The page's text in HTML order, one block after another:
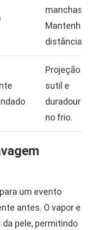
manchas.
Mantenha
distância.
Projeção
sutil e
duradoura
no frio.
um evento
antes. O vapor e
pele, permitindo